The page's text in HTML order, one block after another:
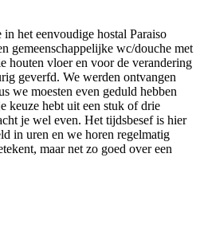
het eenvoudige hostal Paraiso
gemeenschappelijke wc/douche met
houten vloer en voor de verandering
geverfd. We werden ontvangen
we moesten even geduld hebben
keuze hebt uit een stuk of drie
je wel even. Het tijdsbesef is hier
in uren en we horen regelmatig
maar net zo goed over een